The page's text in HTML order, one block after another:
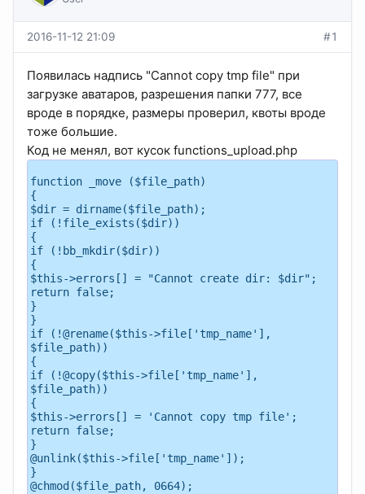
2016-11-12 21:09 #1
Появилась надпись "Cannot copy tmp file" при
загрузке аватаров, разрешения папки 777, все
вроде в порядке, размеры проверил, квоты вроде
тоже большие.
Код не менял, вот кусок functions_upload.php
function _move ($file_path)
{
$dir = dirname($file_path);
if (!file_exists($dir))
{
if (!bb_mkdir($dir))
{
$this->errors[] = "Cannot create dir: $dir";
return false;
}
}
if (!@rename($this->file['tmp_name'],
$file_path))
{
if (!@copy($this->file['tmp_name'],
$file_path))
{
$this->errors[] = 'Cannot copy tmp file';
return false;
}
@unlink($this->file['tmp_name']);
}
@chmod($file_path, 0664);